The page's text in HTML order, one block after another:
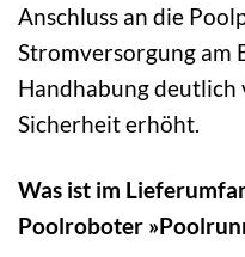
Anschluss an die
Stromversorgung am
Handhabung
Sicherheit erhöht.
Was ist im
Poolroboter